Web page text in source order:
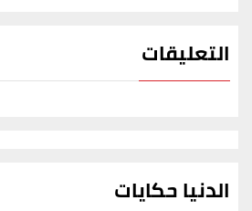
التعليقات
الدنيا حكايات